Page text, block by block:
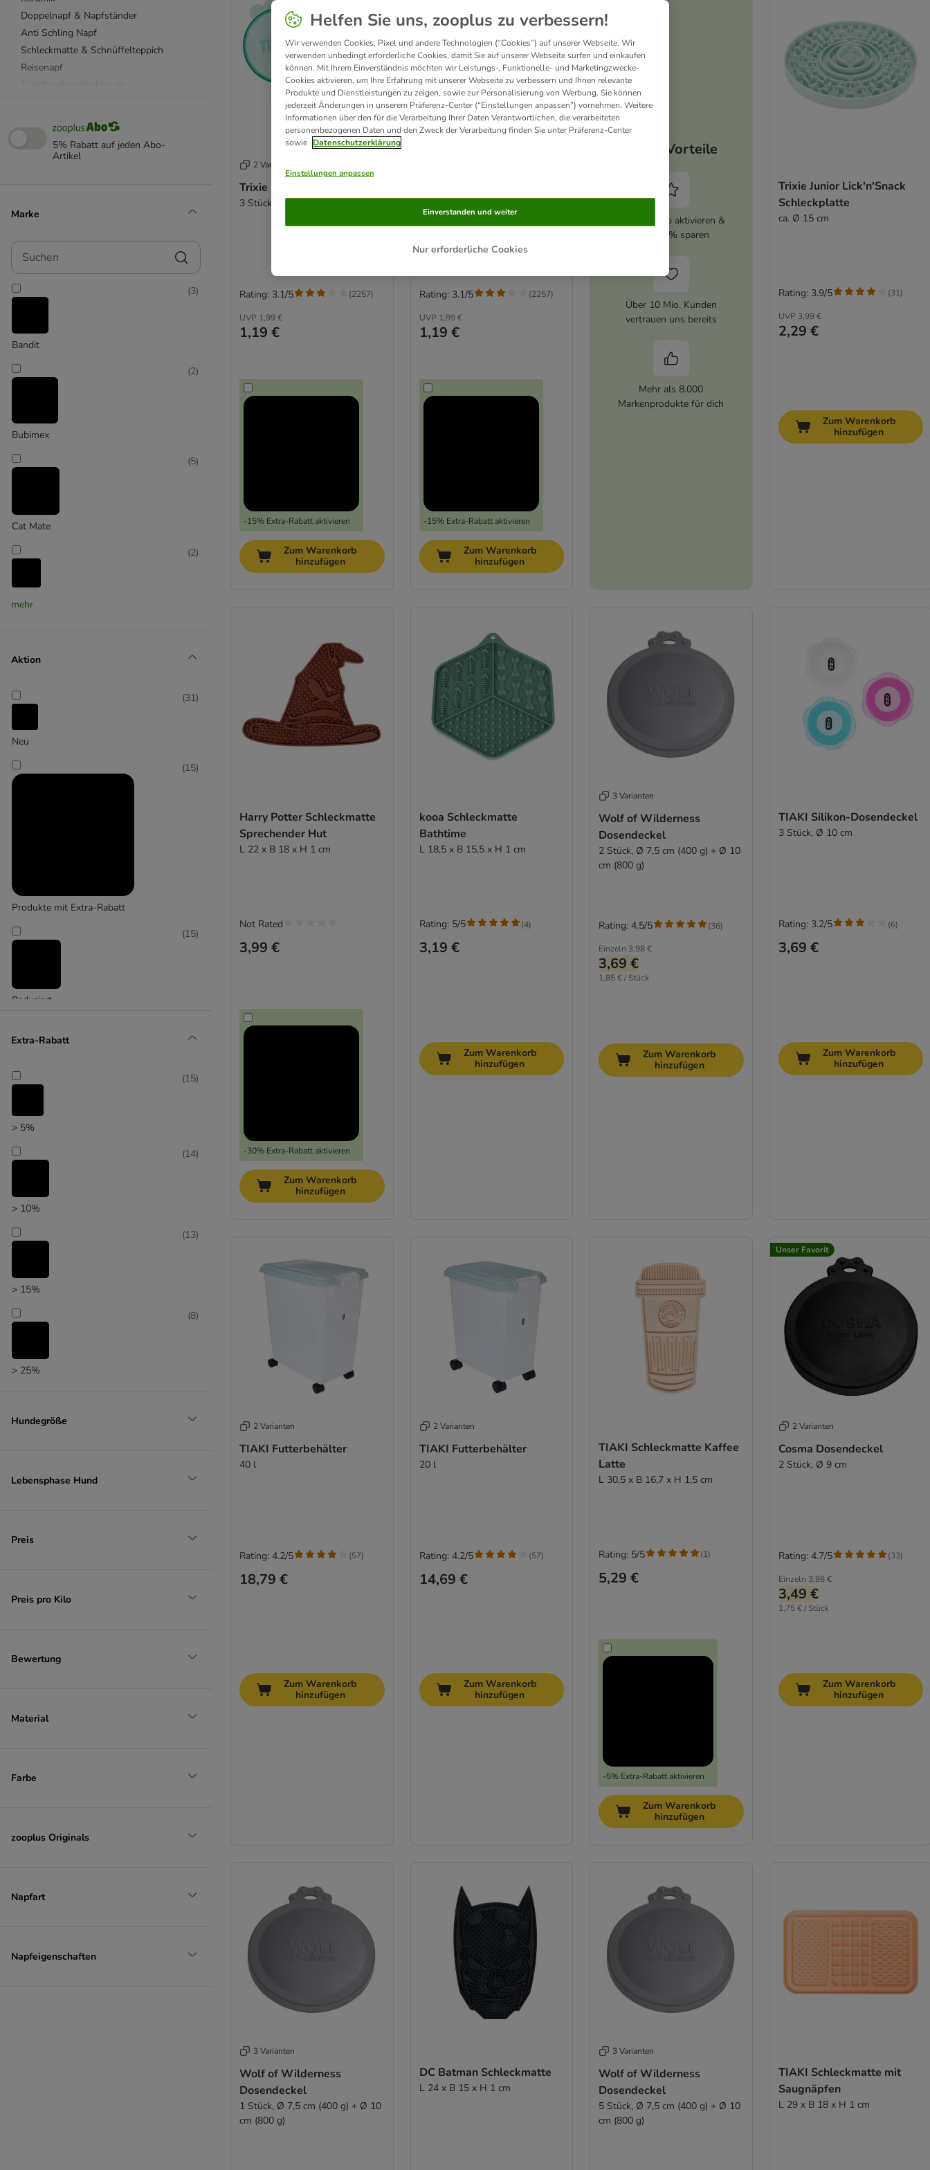
Doppelnapf & Napfständer
Anti Schling Napf
Schleckmatte & Schnüffelteppich
Reisenapf
Trinkbrunnen
Futtertonne & Futterbehälter
Designed by Lotte
5% Rabatt auf jeden Abo-
Artikel
Marke
Suchen
Bandit
(3)
Bubimex
(2)
Cat Mate
(5)
Catit
(2)
Curver
mehr
Aktion
Neu
(31)
Produkte mit Extra-Rabatt
(15)
Reduziert
(15)
Unser Favorit
Extra-Rabatt
> 5%
(15)
> 10%
(14)
> 15%
(13)
> 25%
(8)
(3)
Hundegröße
Lebensphase Hund
Preis
Preis pro Kilo
Bewertung
Material
Farbe
zooplus Originals
Napfart
Napfeigenschaften
2 Varianten
Trixie Dosendeckel
3 Stück, Ø 7,6 cm
UVP 1,99 €
1,19 €
-15% Extra-Rabatt aktivieren
Rating: 3.1/5 (2257)
Zum Warenkorb
hinzufügen
2 Stück, Ø 10,6 cm
UVP 1,99 €
1,19 €
-15% Extra-Rabatt aktivieren
Rating: 3.1/5 (2257)
Zum Warenkorb
hinzufügen
Deine Vorteile
zooplus Abo aktivieren &
immer 5% sparen
Über 10 Mio. Kunden
vertrauen uns bereits
Mehr als 8.000
Markenprodukte für dich
Trixie Junior Lick'n'Snack
Schleckplatte
ca. Ø 15 cm
UVP 3,99 €
2,29 €
Rating: 3.9/5 (31)
Zum Warenkorb
hinzufügen
Harry Potter Schleckmatte
Sprechender Hut
L 22 x B 18 x H 1 cm
3,99 €
-30% Extra-Rabatt aktivieren
Not Rated
Zum Warenkorb
hinzufügen
kooa Schleckmatte
Bathtime
L 18,5 x B 15,5 x H 1 cm
3,19 €
Rating: 5/5 (4)
Zum Warenkorb
hinzufügen
3 Varianten
Wolf of Wilderness
Dosendeckel
2 Stück, Ø 7,5 cm (400 g) + Ø 10
cm (800 g)
Einzeln 3,98 €
3,69 €
1,85 € / Stück
Rating: 4.5/5 (36)
Zum Warenkorb
hinzufügen
TIAKI Silikon-Dosendeckel
3 Stück, Ø 10 cm
3,69 €
Rating: 3.2/5 (6)
Zum Warenkorb
hinzufügen
2 Varianten
TIAKI Futterbehälter
40 l
18,79 €
Rating: 4.2/5 (57)
Zum Warenkorb
hinzufügen
2 Varianten
TIAKI Futterbehälter
20 l
14,69 €
Rating: 4.2/5 (57)
Zum Warenkorb
hinzufügen
TIAKI Schleckmatte Kaffee
Latte
L 30,5 x B 16,7 x H 1,5 cm
5,29 €
-5% Extra-Rabatt aktivieren
Rating: 5/5 (1)
Zum Warenkorb
hinzufügen
Unser Favorit
2 Varianten
Cosma Dosendeckel
2 Stück, Ø 9 cm
Einzeln 3,98 €
3,49 €
1,75 € / Stück
Rating: 4.7/5 (33)
Zum Warenkorb
hinzufügen
3 Varianten
Wolf of Wilderness
Dosendeckel
1 Stück, Ø 7,5 cm (400 g) + Ø 10
cm (800 g)
DC Batman Schleckmatte
L 24 x B 15 x H 1 cm
3 Varianten
Wolf of Wilderness
Dosendeckel
5 Stück, Ø 7,5 cm (400 g) + Ø 10
cm (800 g)
TIAKI Schleckmatte mit
Saugnäpfen
L 29 x B 18 x H 1 cm
Helfen Sie uns, zooplus zu verbessern!
Wir verwenden Cookies, Pixel und andere Technologien (“Cookies”) auf unserer Webseite. Wir
verwenden unbedingt erforderliche Cookies, damit Sie auf unserer Webseite surfen und einkaufen
können. Mit Ihrem Einverständnis möchten wir Leistungs-, Funktionelle- und Marketingzwecke-
Cookies aktivieren, um Ihre Erfahrung mit unserer Webseite zu verbessern und Ihnen relevante
Produkte und Dienstleistungen zu zeigen, sowie zur Personalisierung von Werbung. Sie können
jederzeit Änderungen in unserem Präferenz-Center (“Einstellungen anpassen”) vornehmen. Weitere
Informationen über den für die Verarbeitung Ihrer Daten Verantwortlichen, die verarbeiteten
personenbezogenen Daten und den Zweck der Verarbeitung finden Sie unter Präferenz-Center
sowie Datenschutzerklärung
Einstellungen anpassen
Nur erforderliche Cookies
Einverstanden und weiter